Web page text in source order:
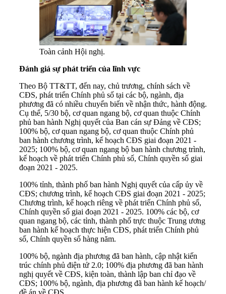
Toàn cảnh Hội nghị.
Đánh giá sự phát triển của lĩnh vực
Theo Bộ TT&TT, đến nay, chủ trương, chính sách về
CĐS, phát triển Chính phủ số tại các bộ, ngành, địa
phương đã có nhiều chuyển biến về nhận thức, hành động.
Cụ thể, 5/30 bộ, cơ quan ngang bộ, cơ quan thuộc Chính
phủ ban hành Nghị quyết của Ban cán sự Đảng về CĐS;
100% bộ, cơ quan ngang bộ, cơ quan thuộc Chính phủ
ban hành chương trình, kế hoạch CĐS giai đoạn 2021 -
2025; 100% bộ, cơ quan ngang bộ ban hành chương trình,
kế hoạch về phát triển Chính phủ số, Chính quyền số giai
đoạn 2021 - 2025.
100% tỉnh, thành phố ban hành Nghị quyết của cấp ủy về
CĐS; chương trình, kế hoạch CĐS giai đoạn 2021 - 2025;
Chương trình, kế hoạch riêng về phát triển Chính phủ số,
Chính quyền số giai đoạn 2021 - 2025. 100% các bộ, cơ
quan ngang bộ, các tỉnh, thành phố trực thuộc Trung ương
ban hành kế hoạch thực hiện CĐS, phát triển Chính phủ
số, Chính quyền số hàng năm.
100% bộ, ngành địa phương đã ban hành, cập nhật kiến
trúc chính phủ điện tử 2.0; 100% địa phương đã ban hành
nghị quyết về CĐS, kiện toàn, thành lập ban chỉ đạo về
CĐS; 100% bộ, ngành, địa phương đã ban hành kế hoạch/
đề án về CĐS.